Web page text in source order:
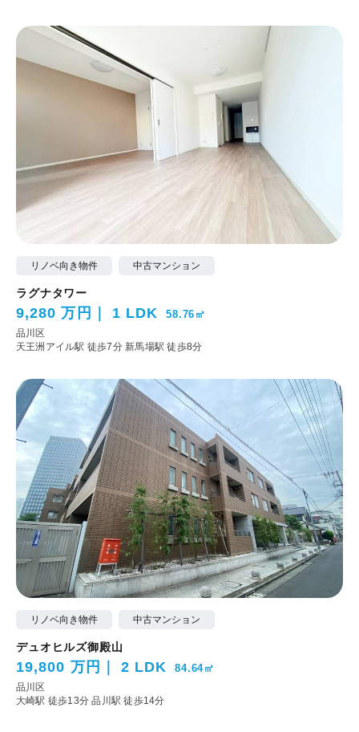
リノベ向き物件 中古マンション
ラグナタワー
9,280 万円 1 LDK 58.76㎡
品川区
天王洲アイル駅 徒歩7分 新馬場駅 徒歩8分
リノベ向き物件 中古マンション
デュオヒルズ御殿山
19,800 万円 2 LDK 84.64㎡
品川区
大崎駅 徒歩13分品川駅 徒歩14分